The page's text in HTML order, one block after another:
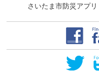
さいたま市防災アプリ